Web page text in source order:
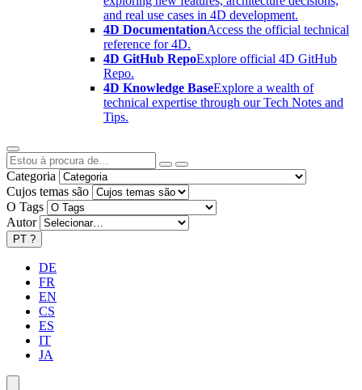
and real use cases in 4D development.
4D DocumentationAccess the official technical
reference for 4D.
4D GitHub RepoExplore official 4D GitHub
Repo.
4D Knowledge BaseExplore a wealth of
technical expertise through our Tech Notes and
Tips.
Categoria
Cujos temas são
O Tags
Autor
PT ?
DE
FR
EN
CS
ES
IT
JA